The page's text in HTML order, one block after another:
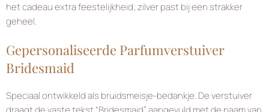
het cadeau extra feestelijkheid; zilver past bij een strakker
geheel.
Gepersonaliseerde Parfumverstuiver
Bridesmaid
Speciaal ontwikkeld als bruidsmeisje-bedankje. De verstuiver